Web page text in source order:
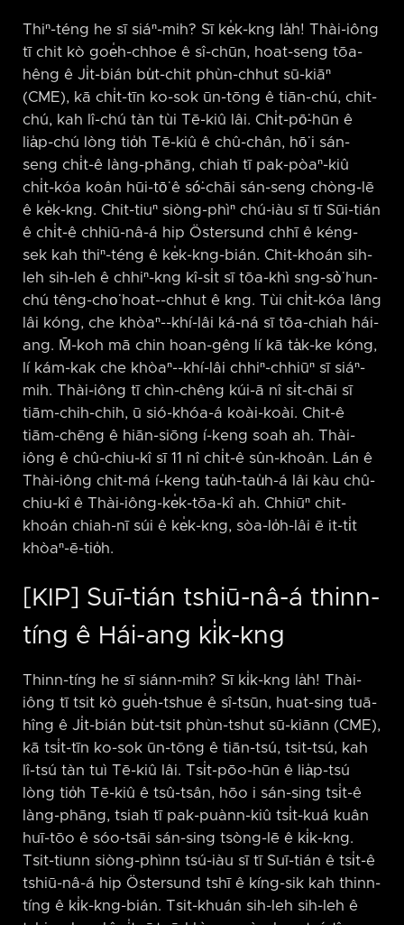
Thiⁿ-téng he sī siáⁿ-mih? Sī ke̍k-kng la̍h! Thài-iông
tī chit kò goe̍h-chhoe ê sî-chūn, hoat-seng tōa-
hêng ê Ji̍t-bián bu̍t-chit phùn-chhut sū-kiāⁿ
(CME), kā chi̍t-tīn ko-sok ūn-tōng ê tiān-chú, chit-
chú, kah lî-chú tàn tùi Tē-kiû lâi. Chi̍t-pō͘-hūn ê
lia̍p-chú lòng tio̍h Tē-kiû ê chû-chân, hō͘ i sán-
seng chi̍t-ê làng-phāng, chiah tī pak-pòaⁿ-kiû
chi̍t-kóa koân hūi-tō͘ ê só͘-chāi sán-seng chòng-lē
ê ke̍k-kng. Chit-tiuⁿ siòng-phìⁿ chú-iàu sī tī Sūi-tián
ê chi̍t-ê chhiū-nâ-á hip Östersund chhī ê kéng-
sek kah thiⁿ-téng ê ke̍k-kng-bián. Chit-khoán sih-
leh sih-leh ê chhiⁿ-kng kî-si̍t sī tōa-khì sng-sò͘ hun-
chú têng-cho͘ hoat-⁠-chhut ê kng. Tùi chi̍t-kóa lâng
lâi kóng, che khòaⁿ-⁠-khí-lâi ká-ná sī tōa-chiah hái-
ang. M̄-koh mā chin hoan-gêng lí kā ta̍k-ke kóng,
lí kám-kak che khòaⁿ-⁠-khí-lâi chhiⁿ-chhiūⁿ sī siáⁿ-
mih. Thài-iông tī chìn-chêng kúi-ā nî si̍t-chāi sī
tiām-chih-chih, ū sió-khóa-á koài-koài. Chit-ê
tiām-chēng ê hiān-siōng í-keng soah ah. Thài-
iông ê chû-chiu-kî sī 11 nî chi̍t-ê sûn-khoân. Lán ê
Thài-iông chit-má í-keng tau̍h-tau̍h-á lâi kàu chû-
chiu-kî ê Thài-iông-ke̍k-tōa-kî ah. Chhiūⁿ chit-
khoán chiah-nī súi ê ke̍k-kng, sòa-lo̍h-lâi ē it-ti̍t
khòaⁿ-ē-tio̍h.
[KIP] Suī-tián tshiū-nâ-á thinn-
tíng ê Hái-ang ki̍k-kng
Thinn-tíng he sī siánn-mih? Sī ki̍k-kng la̍h! Thài-
iông tī tsit kò gue̍h-tshue ê sî-tsūn, huat-sing tuā-
hîng ê Ji̍t-bián bu̍t-tsit phùn-tshut sū-kiānn (CME),
kā tsi̍t-tīn ko-sok ūn-tōng ê tiān-tsú, tsit-tsú, kah
lî-tsú tàn tuì Tē-kiû lâi. Tsi̍t-pōo-hūn ê lia̍p-tsú
lòng tio̍h Tē-kiû ê tsû-tsân, hōo i sán-sing tsi̍t-ê
làng-phāng, tsiah tī pak-puànn-kiû tsi̍t-kuá kuân
huī-tōo ê sóo-tsāi sán-sing tsòng-lē ê ki̍k-kng.
Tsit-tiunn siòng-phìnn tsú-iàu sī tī Suī-tián ê tsi̍t-ê
tshiū-nâ-á hip Östersund tshī ê kíng-sik kah thinn-
tíng ê ki̍k-kng-bián. Tsit-khuán sih-leh sih-leh ê